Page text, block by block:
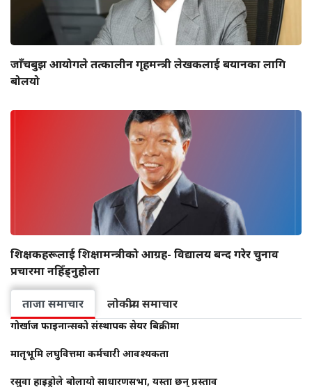
जाँचबुझ आयोगले तत्कालीन गृहमन्त्री लेखकलाई बयानका लागि
बोलयो
शिक्षकहरूलाई शिक्षामन्त्रीको आग्रह- विद्यालय बन्द गरेर चुनाव
प्रचारमा नहिँड्नुहोला
ताजा समाचार लोकप्रीय समाचार
गोर्खाज फाइनान्सको संस्थापक सेयर बिक्रीमा
मातृभूमि लघुवित्तमा कर्मचारी आवश्यकता
रसुवा हाइड्रोले बोलायो साधारणसभा, यस्ता छन् प्रस्ताव